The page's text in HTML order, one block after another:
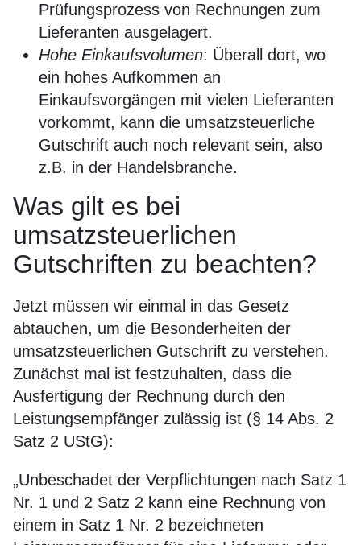
Prüfungsprozess von Rechnungen zum
Lieferanten ausgelagert.
Hohe Einkaufsvolumen: Überall dort, wo
ein hohes Aufkommen an
Einkaufsvorgängen mit vielen Lieferanten
vorkommt, kann die umsatzsteuerliche
Gutschrift auch noch relevant sein, also
z.B. in der Handelsbranche.
Was gilt es bei
umsatzsteuerlichen
Gutschriften zu beachten?
Jetzt müssen wir einmal in das Gesetz
abtauchen, um die Besonderheiten der
umsatzsteuerlichen Gutschrift zu verstehen.
Zunächst mal ist festzuhalten, dass die
Ausfertigung der Rechnung durch den
Leistungsempfänger zulässig ist (§ 14 Abs. 2
Satz 2 UStG):
„Unbeschadet der Verpflichtungen nach Satz 1
Nr. 1 und 2 Satz 2 kann eine Rechnung von
einem in Satz 1 Nr. 2 bezeichneten